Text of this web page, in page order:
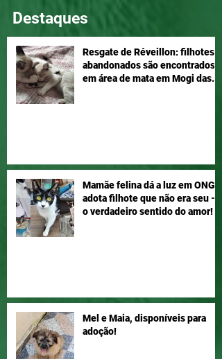
Destaques
Resgate de Réveillon: filhotes
abandonados são encontrados
em área de mata em Mogi das
Mamãe felina dá a luz em ONG e
adota filhote que não era seu –
o verdadeiro sentido do amor!
Mel e Maia, disponíveis para
adoção!